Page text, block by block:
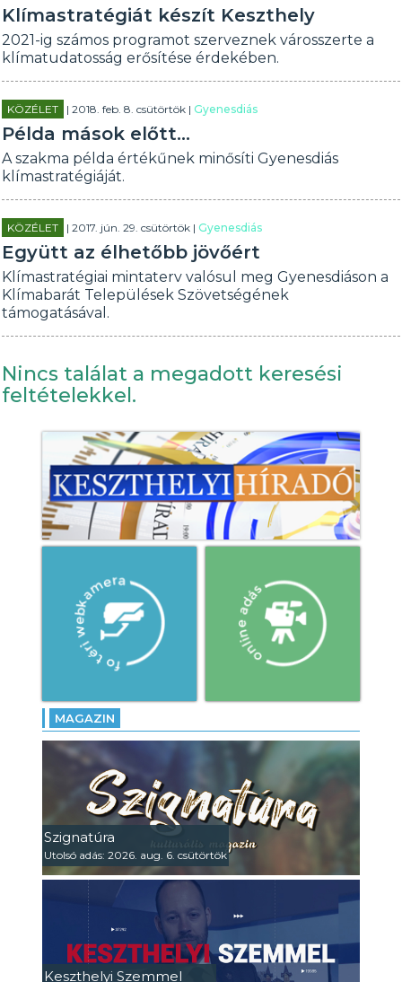
Klímastratégiát készít Keszthely
2021-ig számos programot szerveznek városszerte a
klímatudatosság erősítése érdekében.
KÖZÉLET | 2018. feb. 8. csütörtök |Gyenesdiás
Példa mások előtt...
A szakma példa értékűnek minősíti Gyenesdiás
klímastratégiáját.
KÖZÉLET | 2017. jún. 29. csütörtök |Gyenesdiás
Együtt az élhetőbb jövőért
Klímastratégiai mintaterv valósul meg Gyenesdiáson a
Klímabarát Települések Szövetségének
támogatásával.
Nincs találat a megadott keresési
feltételekkel.
MAGAZIN
Szignatúra
Utolsó adás: 2026. aug. 6. csütörtök
Keszthelyi Szemmel